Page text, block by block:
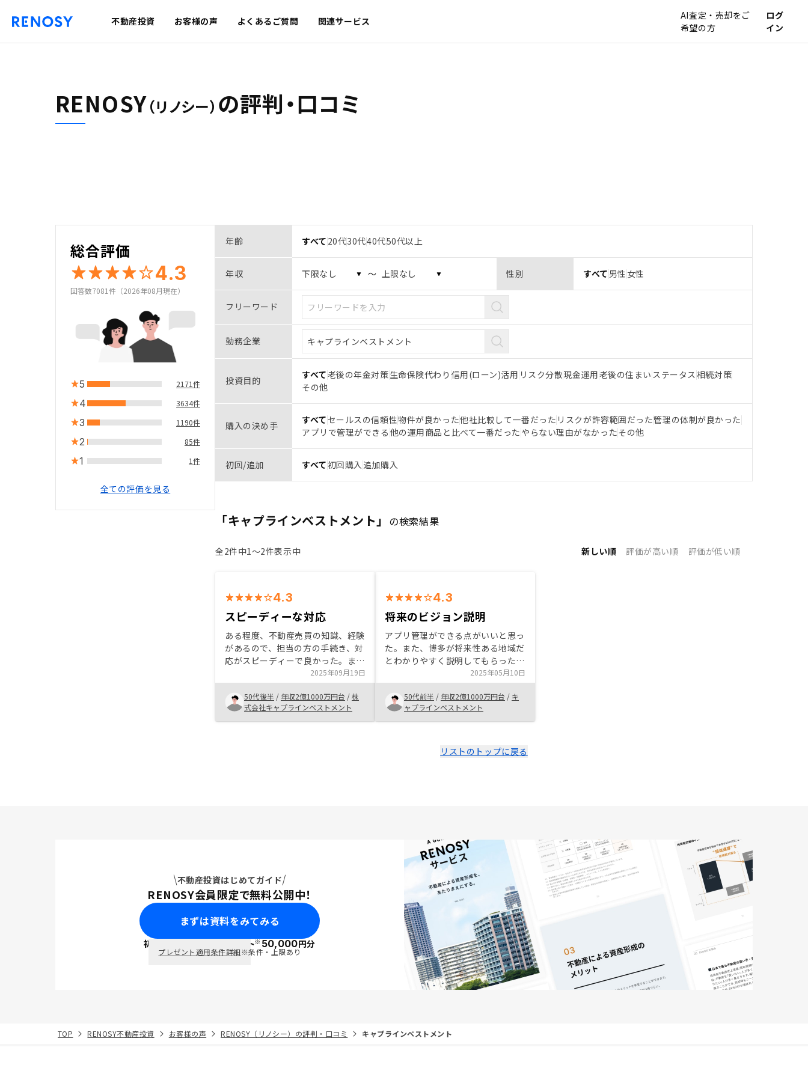
不動産投資 お客様の声 よくあるご質問 関連サービス
AI査定・売却をご
希望の方
ログ
イン
RENOSY（リノシー） の評判・口コミ
総合評価
4.3
回答数7081件（2026年08月現在）
5 2171件
4 3634件
3 1190件
2 85件
1 1件
全ての評価を見る
年齢 すべて 20代30代40代50代以上
年収 〜 性別 すべて 男性 女性
フリーワード
勤務企業
投資目的 すべて老後の年金対策生命保険代わり 信用(ローン)活用 リスク分散現金運用老後の住まい ステータス相続対策
その他
購入の決め手 すべてセールスの信頼性物件が良かった他社比較して一番だった リスクが許容範囲だった管理の体制が良かった
アプリで管理ができる 他の運用商品と比べて一番だった やらない理由がなかったその他
初回/追加 すべて初回購入 追加購入
「キャプラインベストメント」 の検索結果
全2件中1〜2件表示中 新しい順 評価が高い順 評価が低い順
4.3
スピーディーな対応
ある程度、不動産売買の知識、経験
があるので、担当の方の手続き、対
応がスピーディーで良かった。ま
た、アプリ管理できるのが魅力で、
売買契約書等の書類が全てアプリ上
で閲覧可能で便利だと思います。
家賃上げ交渉もスムーズにやってく
れました。
2025年09月19日
50代後半 / 年収2億1000万円台 /株
式会社キャプラインベストメント
4.3
将来のビジョン説明
アプリ管理ができる点がいいと思っ
た。また、博多が将来性ある地域だ
とわかりやすく説明してもらった。
また、会社設立、次の物件購入等
の、今後のプラン説明もわかりやす
い。長く付き合うことができると判
断したため。
2025年05月10日
50代前半 / 年収2億1000万円台 / キ
ャプラインベストメント
リストのトップに戻る
不動産投資はじめてガイド
RENOSY会員限定で無料公開中！
まずは資料をみてみる
初回面談で ポイント※50,000円分
プレゼント適用条件詳細※条件・上限あり
TOP RENOSY不動産投資 お客様の声 RENOSY（リノシー）の評判・口コミ キャプラインベストメント